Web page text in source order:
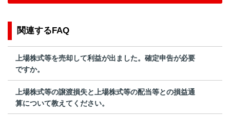
関連するFAQ
上場株式等を売却して利益が出ました。確定申告が必要
ですか。
上場株式等の譲渡損失と上場株式等の配当等との損益通
算について教えてください。